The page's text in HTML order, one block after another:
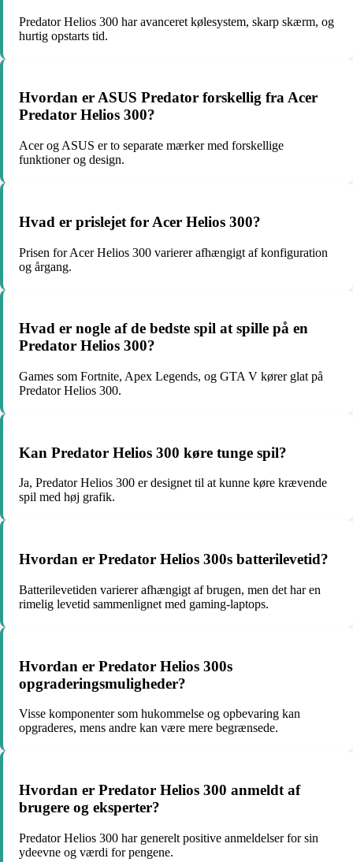
Predator Helios 300 har avanceret kølesystem, skarp skærm, og
hurtig opstarts tid.
Hvordan er ASUS Predator forskellig fra Acer
Predator Helios 300?
Acer og ASUS er to separate mærker med forskellige
funktioner og design.
Hvad er prislejet for Acer Helios 300?
Prisen for Acer Helios 300 varierer afhængigt af konfiguration
og årgang.
Hvad er nogle af de bedste spil at spille på en
Predator Helios 300?
Games som Fortnite, Apex Legends, og GTA V kører glat på
Predator Helios 300.
Kan Predator Helios 300 køre tunge spil?
Ja, Predator Helios 300 er designet til at kunne køre krævende
spil med høj grafik.
Hvordan er Predator Helios 300s batterilevetid?
Batterilevetiden varierer afhængigt af brugen, men det har en
rimelig levetid sammenlignet med gaming-laptops.
Hvordan er Predator Helios 300s
opgraderingsmuligheder?
Visse komponenter som hukommelse og opbevaring kan
opgraderes, mens andre kan være mere begrænsede.
Hvordan er Predator Helios 300 anmeldt af
brugere og eksperter?
Predator Helios 300 har generelt positive anmeldelser for sin
ydeevne og værdi for pengene.